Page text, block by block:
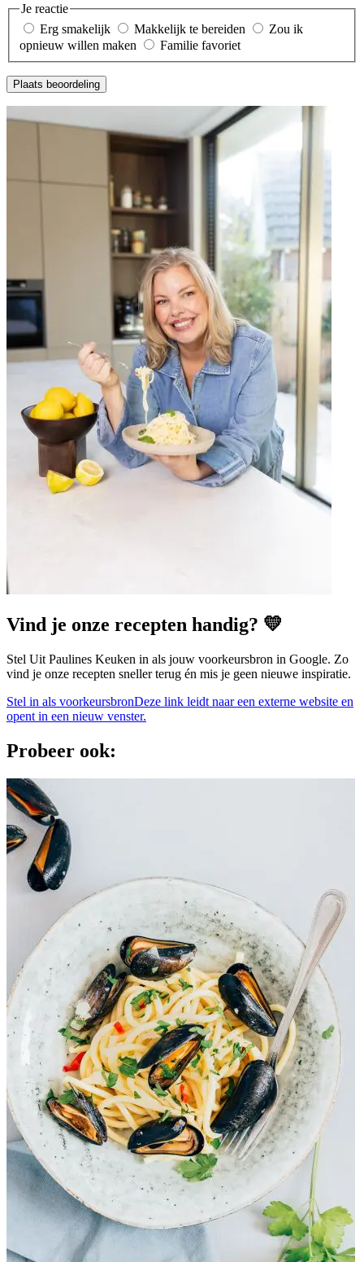
Je reactie
Erg smakelijk
Makkelijk te bereiden
Zou ik
opnieuw willen maken
Familie favoriet
Plaats beoordeling
Vind je onze recepten handig? 💛
Stel Uit Paulines Keuken in als jouw voorkeursbron in Google. Zo
vind je onze recepten sneller terug én mis je geen nieuwe inspiratie.
Stel in als voorkeursbronDeze link leidt naar een externe website en
opent in een nieuw venster.
Probeer ook: